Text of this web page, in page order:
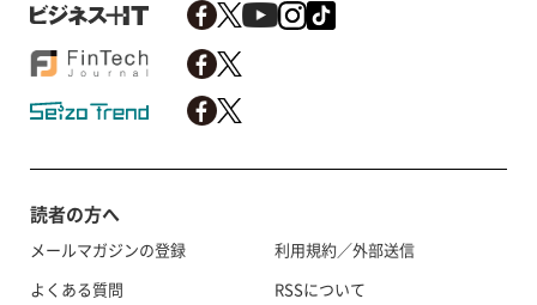
読者の方へ
メールマガジンの登録
よくある質問
利用規約／外部送信
RSSについて